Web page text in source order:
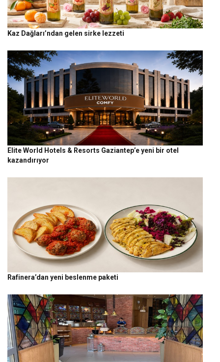
Kaz Dağları’ndan gelen sirke lezzeti
Elite World Hotels & Resorts Gaziantep’e yeni bir otel
kazandırıyor
Rafinera’dan yeni beslenme paketi